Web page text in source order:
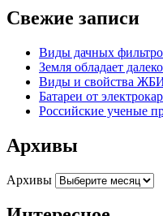
Свежие записи
Виды дачных
Земля обладает
Виды и свойства
Батареи от
Российские ученые
Архивы
Архивы